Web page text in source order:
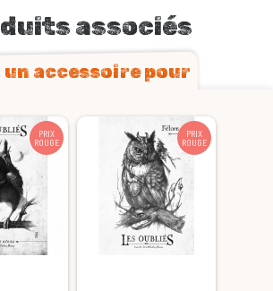
associés
un accessoire pour
PRIX
ROUGE
PRIX
ROUGE